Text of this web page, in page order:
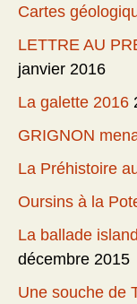
Cartes
LETTRE AU
janvier 2016
La galette 2016
GRIGNON
La Préhistoire
Oursins à la
La ballade
décembre 2015
Une souche de